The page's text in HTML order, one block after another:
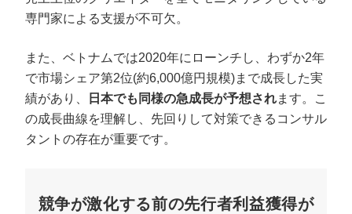
専門家による支援が不可欠。
また、ベトナムでは2020年にローンチし、わずか2年
で市場シェア第2位(約6,000億円規模)まで成長した実
績があり、
日本でも同様の急成長が予想されます。こ
の成長曲線を理解し、先回りして対策できるコンサル
タントの存在が重要です。
競争が激化する前の先行者利益獲得が